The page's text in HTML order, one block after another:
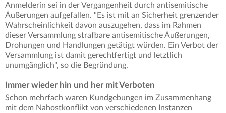
Anmelderin sei in der Vergangenheit durch antisemitische
Äußerungen aufgefallen. "Es ist mit an Sicherheit grenzender
Wahrscheinlichkeit davon auszugehen, dass im Rahmen
dieser Versammlung strafbare antisemitische Äußerungen,
Drohungen und Handlungen getätigt würden. Ein Verbot der
Versammlung ist damit gerechtfertigt und letztlich
unumgänglich", so die Begründung.
Immer wieder hin und her mit Verboten
Schon mehrfach waren Kundgebungen im Zusammenhang
mit dem Nahostkonflikt von verschiedenen Instanzen